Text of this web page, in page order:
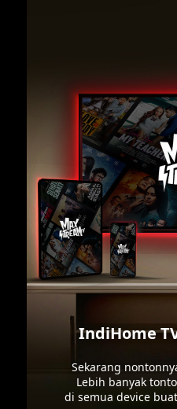
IndiHome
Sekarang
Lebih banyak
di semua device